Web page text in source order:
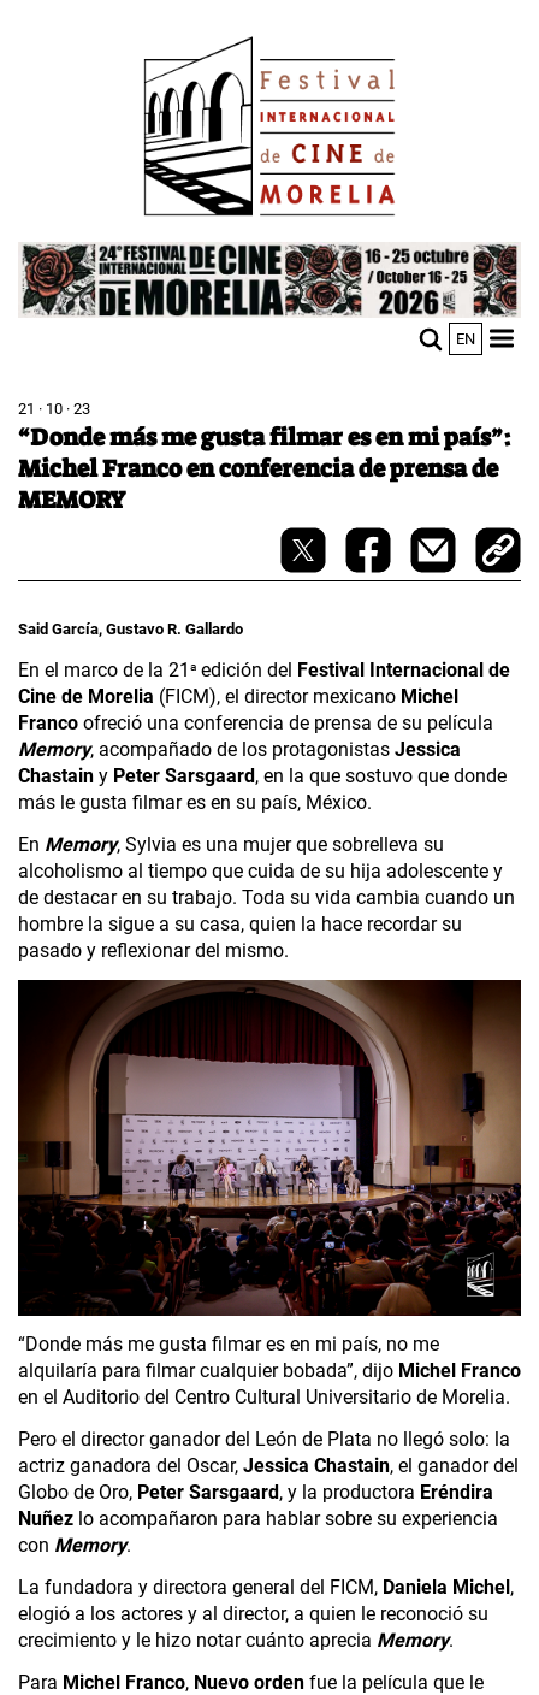
Image
EN
21 · 10 · 23
“Donde más me gusta filmar es en mi país”:
Michel Franco en conferencia de prensa de
MEMORY
Said García, Gustavo R. Gallardo
En el marco de la 21 a edición del Festival Internacional de
Cine de Morelia (FICM), el director mexicano Michel
Franco
Memory, acompañado de los protagonistas Jessica
Chastain y Peter Sarsgaard, en la que sostuvo que donde
más le gusta filmar es en su país, México.
En Memory, Sylvia es una mujer que sobrelleva su
alcoholismo al tiempo que cuida de su hija adolescente y
de destacar en su trabajo. Toda su vida cambia cuando un
hombre la sigue a su casa, quien la hace recordar su
pasado y reflexionar del mismo.
“Donde más me gusta filmar es en mi país, no me
alquilaría para filmar cualquier bobada”, dijo Michel Franco
en el Auditorio del Centro Cultural Universitario de Morelia.
Pero el director ganador del León de Plata no llegó solo: la
actriz ganadora del Oscar, Jessica Chastain, el ganador del
Globo de Oro, Peter Sarsgaard, y la productora Eréndira
Nuñez lo acompañaron para hablar sobre su experiencia
con Memory.
La fundadora y directora general del FICM, Daniela Michel,
elogió a los actores y al director, a quien le reconoció su
crecimiento y le hizo notar cuánto aprecia Memory.
Para Michel Franco, Nuevo orden fue la película que le